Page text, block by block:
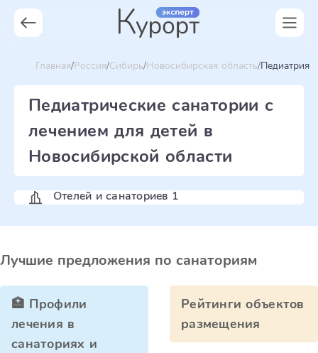
Главная Россия Сибирь Новосибирская область Педиатрия
Педиатрические санатории с
лечением для детей в
Новосибирской области
Отелей и санаториев 1
Лучшие предложения по санаториям
🏥 Профили
лечения в
санаториях и
Рейтинги объектов
размещения